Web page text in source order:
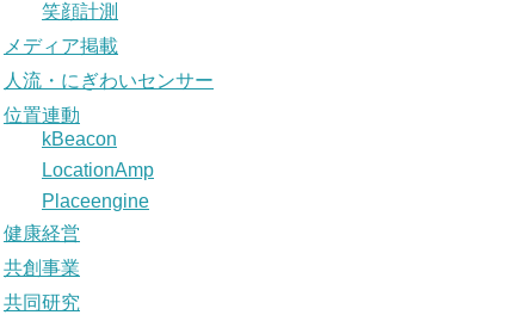
笑顔計測
メディア掲載
人流・にぎわいセンサー
位置連動
kBeacon
LocationAmp
Placeengine
健康経営
共創事業
共同研究